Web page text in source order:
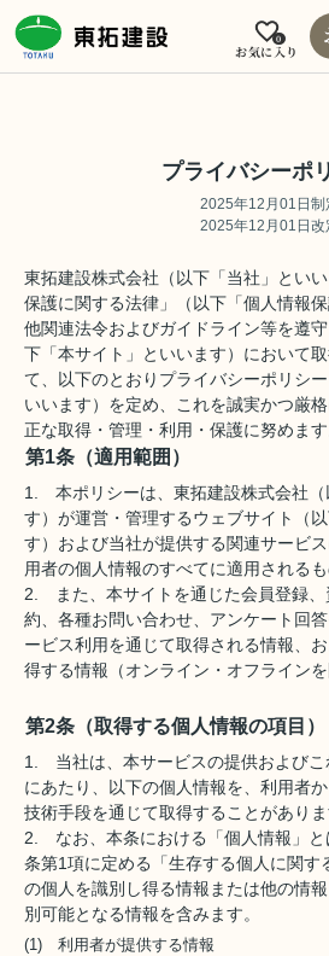
お気に入り
0
プライバシーポ
2025年12月01日制
2025年12月01日改
東拓建設株式会社（以下「当社」とい
保護に関する法律」（以下「個人情報
他関連法令およびガイドライン等を遵
下「本サイト」といいます）において
て、以下のとおりプライバシーポリシ
いいます）を定め、これを誠実かつ厳
正な取得・管理・利用・保護に努めます
第1条（適用範囲）
1. 本ポリシーは、東拓建設株式会社（
す）が運営・管理するウェブサイト（
す）および当社が提供する関連サービ
用者の個人情報のすべてに適用されるも
2. また、本サイトを通じた会員登録、
約、各種お問い合わせ、アンケート回
ービス利用を通じて取得される情報、
得する情報（オンライン・オフライン
第2条（取得する個人情報の項目）
1. 当社は、本サービスの提供およびこ
にあたり、以下の個人情報を、利用者
技術手段を通じて取得することがありま
2. なお、本条における「個人情報」と
条第1項に定める「生存する個人に関す
の個人を識別し得る情報または他の情
別可能となる情報を含みます。
(1) 利用者が提供する情報